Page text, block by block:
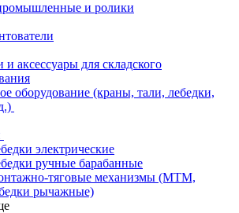
и ролики
и аксессуары для складского
оборудование (краны, тали, лебедки,
электрические
ручные барабанные
тяговые механизмы (МТМ,
рычажные)